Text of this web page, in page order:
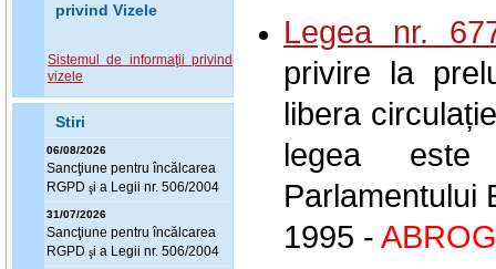
privind Vizele
Sistemul de informaţii privind
vizele
Stiri
06/08/2026
Sancţiune pentru încălcarea
RGPD şi a Legii nr. 506/2004
31/07/2026
Sancţiune pentru încălcarea
RGPD şi a Legii nr. 506/2004
Legea nr.
privire la
libera
legea este
Parlamentului
1995 -